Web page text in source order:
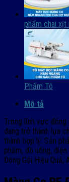
phẩm chai xịt
Phẩm Tô
Mô tả
Trong lĩnh vực đóng
đang trở thành lựa
thành hợp lý. Sản
phẩm, đồ uống,
Đóng Gói Hiệu Quả,